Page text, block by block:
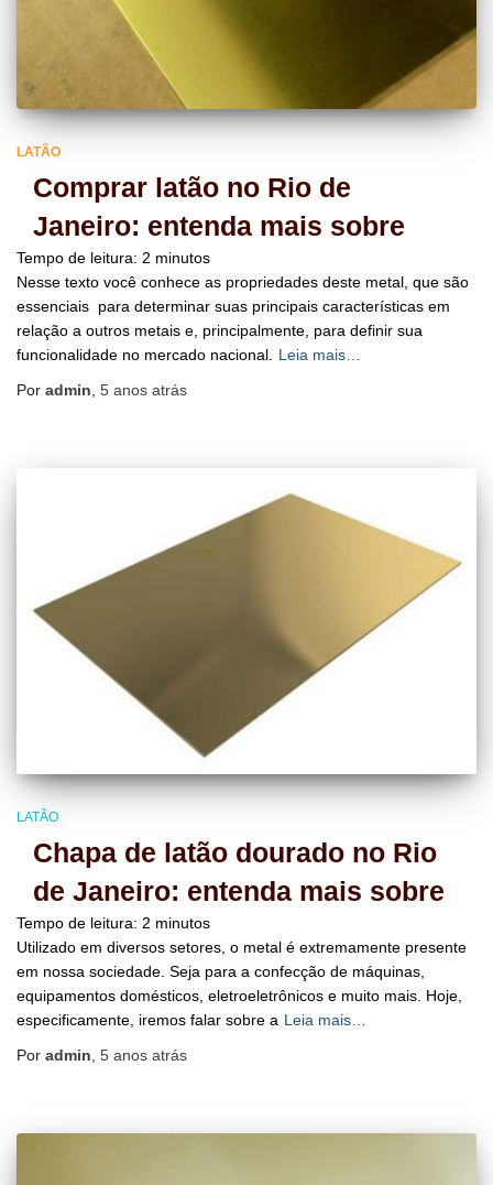
LATÃO
Comprar latão no Rio de
Janeiro: entenda mais sobre
Tempo de leitura: 2 minutos
Nesse texto você conhece as propriedades deste metal, que são
essenciais para determinar suas principais características em
relação a outros metais e, principalmente, para definir sua
funcionalidade no mercado nacional.
Leia mais…
Por admin 5 anos atrás
LATÃO
Chapa de latão dourado no Rio
de Janeiro: entenda mais sobre
Tempo de leitura: 2 minutos
Utilizado em diversos setores, o metal é extremamente presente
em nossa sociedade. Seja para a confecção de máquinas,
equipamentos domésticos, eletroeletrônicos e muito mais. Hoje,
especificamente, iremos falar sobre a Leia mais…
Por admin, 5 anos atrás